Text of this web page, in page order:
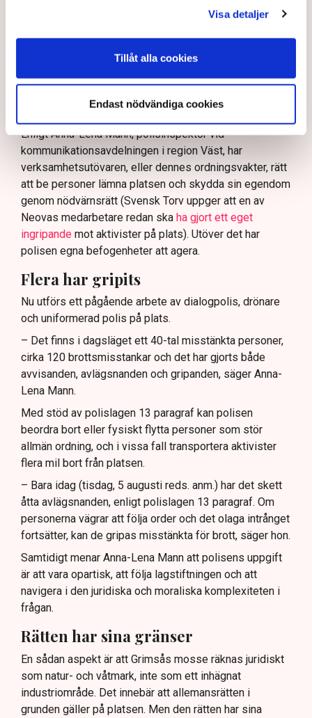
Visa detaljer
Tillåt alla cookies
Endast nödvändiga cookies
På sociala medier ifrågasätts det om allemansrätten
bör ge utrymme för aktivister att blockera en
tillståndsgiven verksamhet, och om inte polisen borde
och näringsverksamhet mot den typen av störningar.
Nu svarar polisen på kritiken.
Enligt Anna-Lena Mann, polisinspektör vid
kommunikationsavdelningen i region Väst, har
verksamhetsutövaren, eller dennes ordningsvakter, rätt
att be personer lämna platsen och skydda sin egendom
genom nödvärnsrätt (Svensk Torv uppger att en av
Neovas medarbetare redan ska ha gjort ett eget
ingripande mot aktivister på plats). Utöver det har
polisen egna befogenheter att agera.
Flera har gripits
Nu utförs ett pågående arbete av dialogpolis, drönare
och uniformerad polis på plats.
– Det finns i dagsläget ett 40-tal misstänkta personer,
cirka 120 brottsmisstankar och det har gjorts både
avvisanden, avlägsnanden och gripanden, säger Anna-
Lena Mann.
Med stöd av polislagen 13 paragraf kan polisen
beordra bort eller fysiskt flytta personer som stör
allmän ordning, och i vissa fall transportera aktivister
flera mil bort från platsen.
– Bara idag (tisdag, 5 augusti reds. anm.) har det skett
åtta avlägsnanden, enligt polislagen 13 paragraf. Om
personerna vägrar att följa order och det olaga intrånget
fortsätter, kan de gripas misstänkta för brott, säger hon.
Samtidigt menar Anna-Lena Mann att polisens uppgift
är att vara opartisk, att följa lagstiftningen och att
navigera i den juridiska och moraliska komplexiteten i
frågan.
Rätten har sina gränser
En sådan aspekt är att Grimsås mosse räknas juridiskt
som natur- och våtmark, inte som ett inhägnat
industriområde. Det innebär att allemansrätten i
grunden gäller på platsen. Men den rätten har sina